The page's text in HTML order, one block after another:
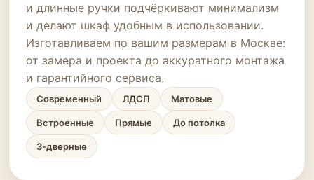
и длинные ручки подчёркивают минимализм
и делают шкаф удобным в использовании.
Изготавливаем по вашим размерам в Москве:
от замера и проекта до аккуратного монтажа
и гарантийного сервиса.
Современный ЛДСП Матовые
Встроенные Прямые До потолка
3-дверные